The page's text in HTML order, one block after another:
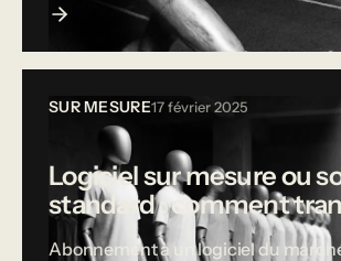
SUR MESURE17 février 2025
Logiciel sur mesure ou
standard : comment
Abonnement à un logiciel du